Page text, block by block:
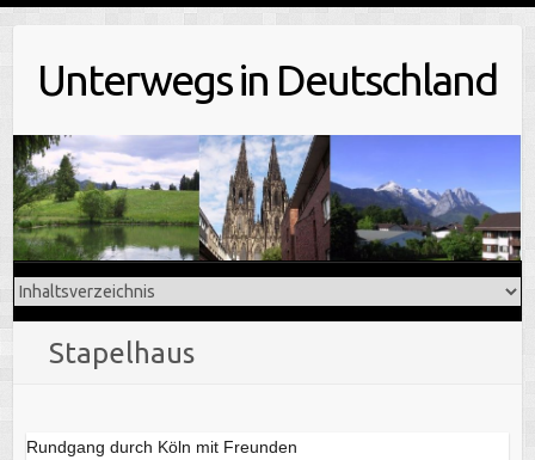
Unterwegs in Deutschland
Stapelhaus
Rundgang durch Köln mit Freunden